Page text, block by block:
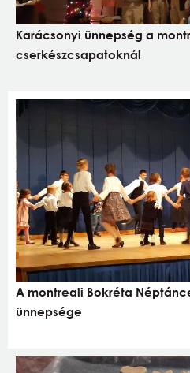
Karácsonyi ünnepség a
cserkészcsapatoknál
A montreali Bokréta
ünnepsége